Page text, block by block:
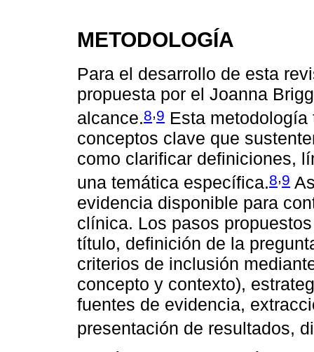
METODOLOGÍA
Para el desarrollo de esta
propuesta por el Joanna
alcance.8,9 Esta
conceptos clave que
como clarificar definiciones,
una temática específica.8,9
evidencia disponible para
clínica. Los pasos
título, definición de la
criterios de inclusión
concepto y contexto),
fuentes de evidencia,
presentación de resultados,